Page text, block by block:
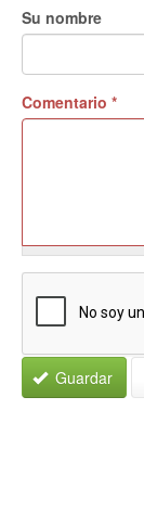
Su nombre
Comentario *
Guardar